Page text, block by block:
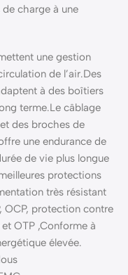
charge à une
une gestion
de l’air.Des
à des boîtiers
terme.Le câblage
des broches de
une endurance de
de vie plus longue
protections
très résistant
OCP, protection contre
OTP ,Conforme à
élevée.